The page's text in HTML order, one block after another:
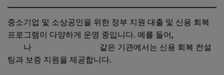
중소기업 및 소상공인을 위한 정부 지원 대출 및 신용 회복
프로그램이 다양하게 운영 중입니다. 예를 들어,
나
같은 기관에서는 신용 회복 컨설
팅과 보증 지원을 제공합니다.